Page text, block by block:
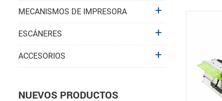
Función,
papel
papel
térmico
marca
MECANISMOS DE IMPRESORA
ESCÁNERES
ACCESORIOS
NUEVOS PRODUCTOS